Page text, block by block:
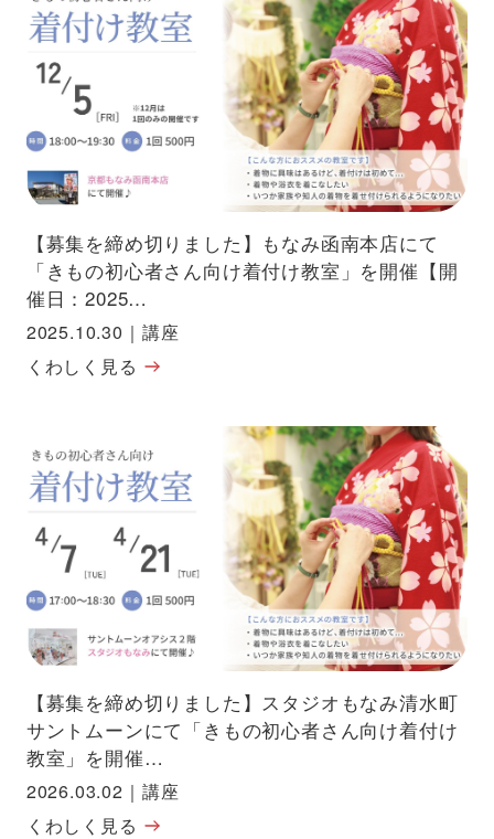
【募集を締め切りました】もなみ函南本店にて
「きもの初心者さん向け着付け教室」を開催【開
催日：2025…
2025.10.30 ｜ 講座
くわしく見る
【募集を締め切りました】スタジオもなみ清水町
サントムーンにて「きもの初心者さん向け着付け
教室」を開催…
2026.03.02 ｜ 講座
くわしく見る